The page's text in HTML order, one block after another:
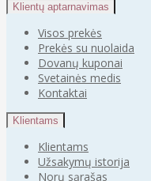
Klientų aptarnavimas
Visos prekės
Prekės su nuolaida
Dovanų kuponai
Svetainės medis
Kontaktai
Klientams
Klientams
Užsakymų istorija
Norų sąrašas